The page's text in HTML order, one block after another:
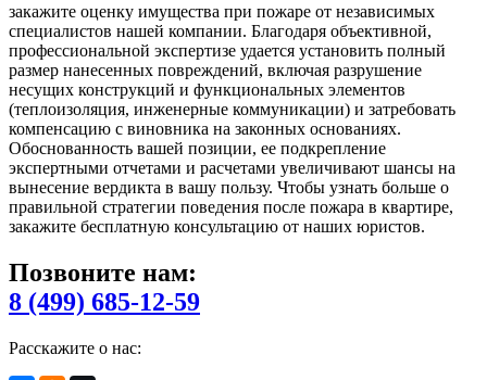
закажите оценку имущества при пожаре от независимых
специалистов нашей компании. Благодаря объективной,
профессиональной экспертизе удается установить полный
размер нанесенных повреждений, включая разрушение
несущих конструкций и функциональных элементов
(теплоизоляция, инженерные коммуникации) и затребовать
компенсацию с виновника на законных основаниях.
Обоснованность вашей позиции, ее подкрепление
экспертными отчетами и расчетами увеличивают шансы на
вынесение вердикта в вашу пользу. Чтобы узнать больше о
правильной стратегии поведения после пожара в квартире,
закажите бесплатную консультацию от наших юристов.
Позвоните нам:
8 (499) 685-12-59
Расскажите о нас: